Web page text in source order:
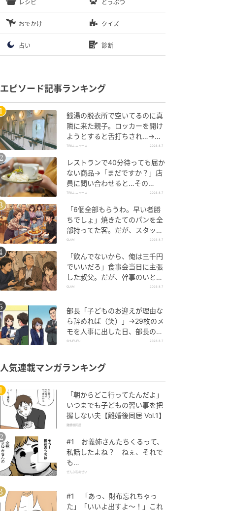
レシピ どうぶつ
おでかけ クイズ
占い 診断
エピソード記事ランキング
銭湯の脱衣所で空いてるのに真
隣に来た親子。ロッカーを開け
ようとすると舌打ちされ…→直
後、娘の放った“純粋な一言”に
TRILL ニュース 2026.8.7
レストランで40分待っても届か
ない商品→「まだですか？」店
員に問い合わせると…その
後、“理不尽な対応”に「二度と
TRILL ニュース 2026.8.7
「6個全部もらうわ。早い者勝
ちでしょ」焼きたてのパンを全
部持ってた客。だが、スタッフ
の一言で状況が一変
GLAM 2026.8.7
「飲んでないから、俺は三千円
でいいだろ」食事会当日に主張
した叔父。だが、幹事のいとこ
が告げた一言とは
GLAM 2026.8.7
部長「子どものお迎えが理由な
ら辞めれば（笑）」→29枚のメ
モを人事に出した日、部長の顔
が青ざめたワケ
SHUFUFU 2026.8.7
人気連載マンガランキング
「朝からどこ行ってたんだよ」
いつまでも子どもの習い事を把
握しない夫【離婚後同居 Vol.1】
離婚後同居
#1 お義姉さんたちくるって、
私話したよね？ ねぇ、それで
も…
ぜんぶ私のせい
#1 「あっ、財布忘れちゃっ
た」「いいよ出すよ〜！」これ